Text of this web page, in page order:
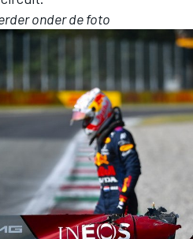
onder de foto